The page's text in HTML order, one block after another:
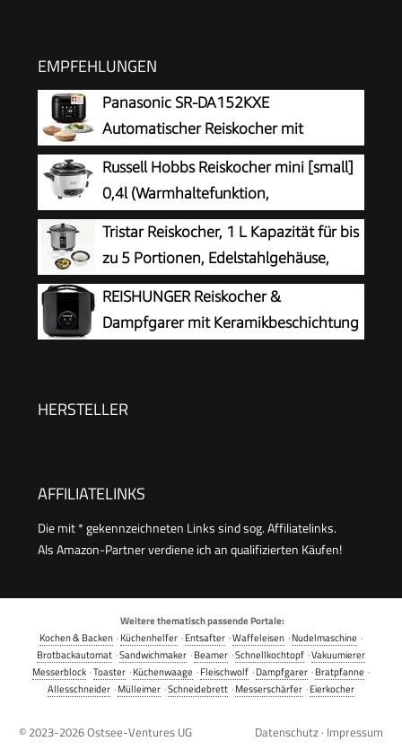
EMPFEHLUNGEN
Panasonic SR-DA152KXE
Automatischer Reiskocher mit
Dampfgarer, 1,5 Liter, 8 Tassen, Fuzzy-
Logik, Wasserverhältnisanzeige, BPA-frei,
Warmhalten, Startverzögerung,
spülmaschinengeeignete Teile, schwarz
Russell Hobbs Reiskocher mini [small]
0,4l (Warmhaltefunktion,
antihaftbeschichteter Gartopf, Reislöffel &
Messbecher, ideal auch für Quinoa & Couscous,
Reiswärmer) 27020-56
Tristar Reiskocher, 1 L Kapazität für bis
zu 5 Portionen, Edelstahlgehäuse,
Antihaft-Innentopf, Dampfeinsatz,
Warmhaltefunktion, 400 W, RK-6144
REISHUNGER Reiskocher &
Dampfgarer mit Keramikbeschichtung
HERSTELLER
AFFILIATELINKS
Die mit * gekennzeichneten Links sind sog. Affiliatelinks.
Als Amazon-Partner verdiene ich an qualifizierten Käufen!
Weitere thematisch passende Portale:
Kochen & Backen ·Küchenhelfer ·Entsafter ·Waffeleisen ·Nudelmaschine ·
Brotbackautomat ·Sandwichmaker ·Beamer ·Schnellkochtopf ·Vakuumierer
Messerblock ·Toaster ·Küchenwaage ·Fleischwolf ·Dampfgarer ·Bratpfanne ·
Allesschneider ·Mülleimer ·Schneidebrett ·Messerschärfer ·Eierkocher
© 2023-2026Ostsee-Ventures UG Datenschutz · Impressum